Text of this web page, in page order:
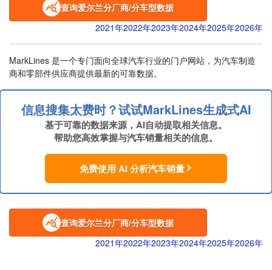
查询爱尔兰分厂商/分车型数据
2021年2022年2023年2024年2025年2026年
MarkLines 是一个专门面向全球汽车行业的门户网站，为汽车制造
商和零部件供应商提供最新的可靠数据。
信息搜集太费时？试试MarkLines生成式AI
基于可靠的数据来源，AI自动提取相关信息。
帮助您高效掌握与汽车销量相关的信息。
免费使用 AI 分析汽车销量
查询爱尔兰分厂商/分车型数据
2021年2022年2023年2024年2025年2026年